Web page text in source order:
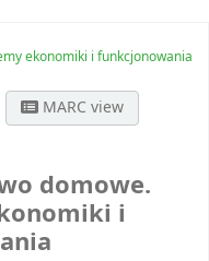
ekonomiki i funkcjonowania
MARC view
domowe.
i